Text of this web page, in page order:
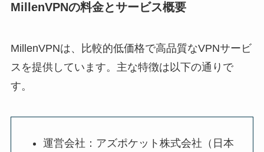
MillenVPNの料金とサービス概要
MillenVPNは、比較的低価格で高品質なVPNサービ
スを提供しています。主な特徴は以下の通りで
す。
運営会社：アズポケット株式会社（日本